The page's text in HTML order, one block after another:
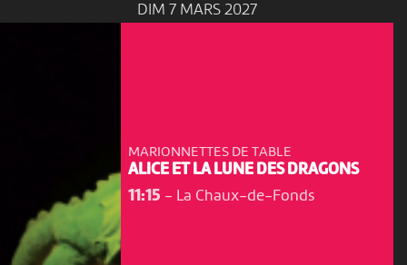
DIM 7 MARS 2027
MARIONNETTES DE TABLE
ALICE ET LA LUNE DES DRAGONS
11:15 - La Chaux-de-Fonds